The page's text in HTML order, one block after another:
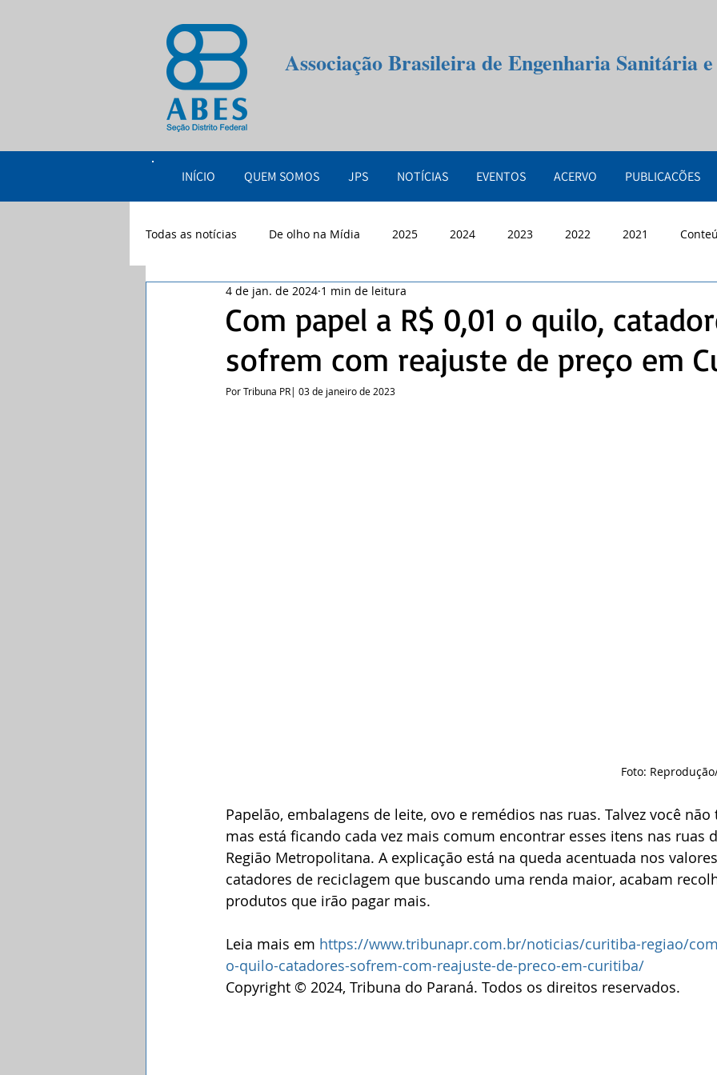
Associação Brasileira de Engenharia Sanitária
INÍCIO QUEM SOMOS JPS NOTÍCIAS EVENTOS ACERVO PUBLICAÇÕES
Todas as notícias De olho na Mídia 2025 2024 2023 2022 2021
2026
Com papel a R$ 0,01 o quilo,
sofrem com reajuste de preço em
4 de jan. de 2024 1 min de leitura
Por Tribuna PR| 03 de janeiro de 2023
Foto:
Papelão, embalagens de leite, ovo e remédios nas ruas. Talvez você
mas está ficando cada vez mais comum encontrar esses itens nas ruas
Região Metropolitana. A explicação está na queda acentuada nos
catadores de reciclagem que buscando uma renda maior, acabam
produtos que irão pagar mais.
Leia mais em https://www.tribunapr.com.br/noticias/curitiba-regiao/
o-quilo-catadores-sofrem-com-reajuste-de-preco-em-curitiba/
Copyright © 2024, Tribuna do Paraná. Todos os direitos reservados.